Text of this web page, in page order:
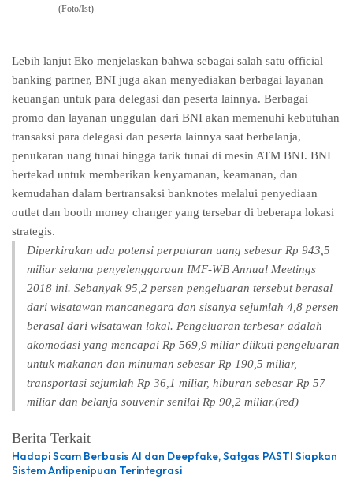
(Foto/Ist)
Lebih lanjut Eko menjelaskan bahwa sebagai salah satu official
banking partner, BNI juga akan menyediakan berbagai layanan
keuangan untuk para delegasi dan peserta lainnya. Berbagai
promo dan layanan unggulan dari BNI akan memenuhi kebutuhan
transaksi para delegasi dan peserta lainnya saat berbelanja,
penukaran uang tunai hingga tarik tunai di mesin ATM BNI. BNI
bertekad untuk memberikan kenyamanan, keamanan, dan
kemudahan dalam bertransaksi banknotes melalui penyediaan
outlet dan booth money changer yang tersebar di beberapa lokasi
strategis.
Diperkirakan ada potensi perputaran uang sebesar Rp 943,5
miliar selama penyelenggaraan IMF-WB Annual Meetings
2018 ini. Sebanyak 95,2 persen pengeluaran tersebut berasal
dari wisatawan mancanegara dan sisanya sejumlah 4,8 persen
berasal dari wisatawan lokal. Pengeluaran terbesar adalah
akomodasi yang mencapai Rp 569,9 miliar diikuti pengeluaran
untuk makanan dan minuman sebesar Rp 190,5 miliar,
transportasi sejumlah Rp 36,1 miliar, hiburan sebesar Rp 57
miliar dan belanja souvenir senilai Rp 90,2 miliar.(red)
Berita Terkait
Hadapi Scam Berbasis AI dan Deepfake, Satgas PASTI Siapkan
Sistem Antipenipuan Terintegrasi